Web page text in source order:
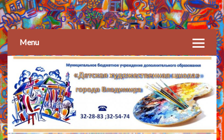
Детская художественная
школа
Menu